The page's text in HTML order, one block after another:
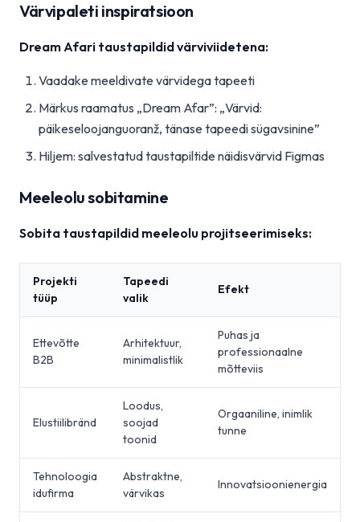
Värvipaleti inspiratsioon
Dream Afari taustapildid värviviidetena:
Vaadake meeldivate värvidega tapeeti
Märkus raamatus „Dream Afar”: „Värvid:
päikeseloojanguoranž, tänase tapeedi sügavsinine”
Hiljem: salvestatud taustapiltide näidisvärvid Figmas
Meeleolu sobitamine
Sobita taustapildid meeleolu projitseerimiseks:
Projekti
tüüp
Tapeedi
valik
Efekt
Ettevõtte
B2B
Arhitektuur,
minimalistlik
Puhas ja
professionaalne
mõtteviis
Elustiilibränd
Loodus,
soojad
toonid
Orgaaniline, inimlik
tunne
Tehnoloogia
idufirma
Abstraktne,
värvikas
Innovatsioonienergia